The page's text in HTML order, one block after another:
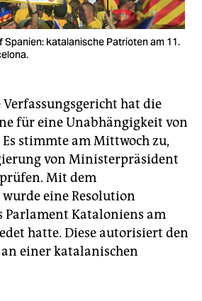
Spanien: katalanische Patrioten am 11.
Verfassungsgericht hat die
für eine Unabhängigkeit von
stimmte am Mittwoch zu,
von Ministerpräsident
Mit dem
eine Resolution
Parlament Kataloniens am
hatte. Diese autorisiert den
einer katalanischen